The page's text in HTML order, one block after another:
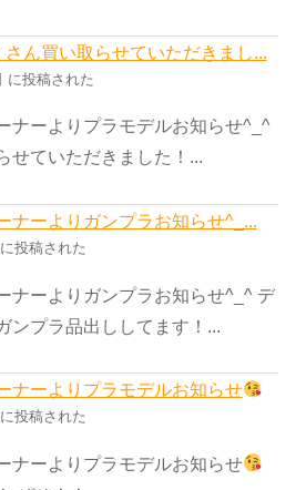
ん買い取らせていただきまし...
に投稿された
ナーよりプラモデルお知らせ^_^
せていただきました！...
ナーよりガンプラお知らせ^_...
投稿された
ナーよりガンプラお知らせ^_^ デ
ンプラ品出ししてます！...
ナーよりプラモデルお知らせ
投稿された
ナーよりプラモデルお知らせ